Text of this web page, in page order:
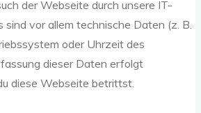
der Webseite durch unsere IT-
vor allem technische Daten (z. B.
oder Uhrzeit des
dieser Daten erfolgt
diese Webseite betrittst.